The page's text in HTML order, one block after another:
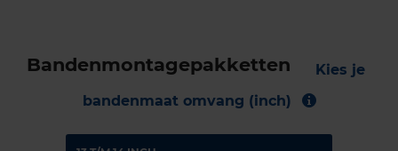
Bandenmontagepakketten
Kies je
bandenmaat omvang (inch)